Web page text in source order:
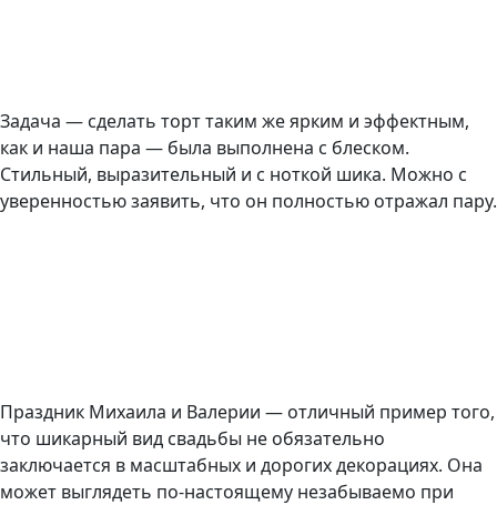
Задача — сделать торт таким же ярким и эффектным,
как и наша пара — была выполнена с блеском.
Стильный, выразительный и с ноткой шика. Можно с
уверенностью заявить, что он полностью отражал пару.
Праздник Михаила и Валерии — отличный пример того,
что шикарный вид свадьбы не обязательно
заключается в масштабных и дорогих декорациях. Она
может выглядеть по-настоящему незабываемо при